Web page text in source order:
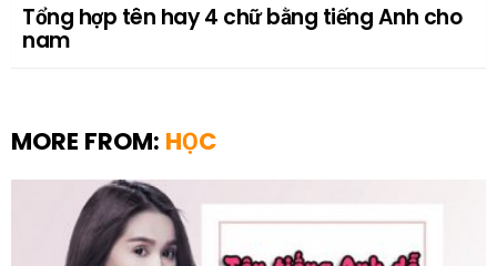
Tổng hợp tên hay 4 chữ bằng tiếng Anh cho
nam
MORE FROM: HỌC